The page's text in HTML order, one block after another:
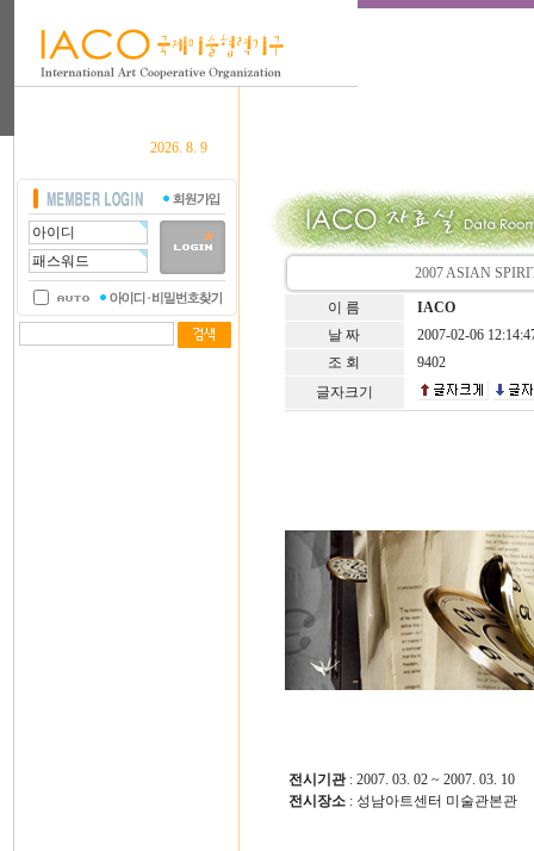
2026. 8. 9
2007 ASIAN
이 름
IACO
날 짜
2007-02-06
조 회
9402
글자크기
전시기관: 2007. 03. 02 ~ 2007. 03. 10
전시장소: 성남아트센터 미술관본관